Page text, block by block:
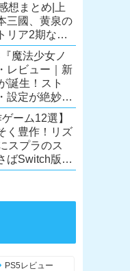
想まとめ|上
三國、黄泉の
リア2期な
作品が多
魔法少女ノ
レビュー｜新
誕生！スト
設定が絶妙に
の議論ミステ
ーム12選】
く豊作！リズ
スプラのス
ばSwitch版
PC】
PS5レビュー